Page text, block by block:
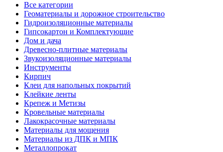
Все категории
Геоматериалы и дорожное строительство
Гидроизоляционные материалы
Гипсокартон и Комплектующие
Дом и дача
Древесно-плитные материалы
Звукоизоляционные материалы
Инструменты
Кирпич
Клеи для напольных покрытий
Клейкие ленты
Крепеж и Метизы
Кровельные материалы
Лакокрасочные материалы
Материалы для мощения
Материалы из ДПК и МПК
Металлопрокат